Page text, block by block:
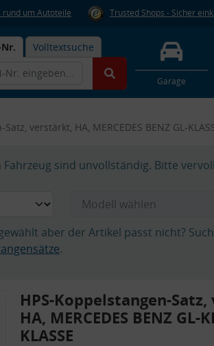
rund um Autoteile Trusted Shops - Sicher
Volltextsuche
Garage
verstärkt, HA, MERCEDES BENZ GL-
Fahrzeug sind unvollständig. Bitte
aber der Artikel passt nicht?
.
HPS-Koppelstangen-
HA, MERCEDES BENZ GL-
KLASSE